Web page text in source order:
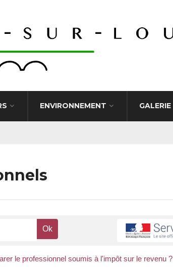
ENVIRONNEMENT GALERIE
le professionnel soumis à l'impôt sur le revenu ?